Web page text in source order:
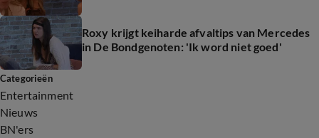
Roxy krijgt keiharde afvaltips van Mercedes
in De Bondgenoten: 'Ik word niet goed'
Categorieën
Entertainment
Nieuws
BN'ers